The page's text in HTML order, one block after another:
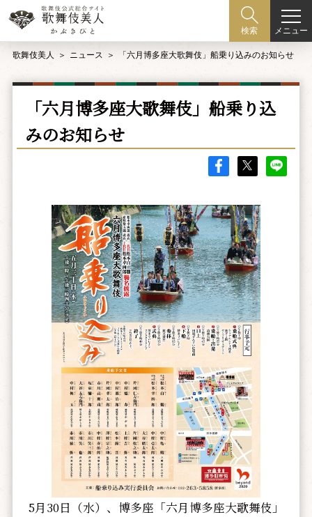
検索 メニュー
歌舞伎美人 ニュース 「六月博多座大歌舞伎」船乗り込みのお知らせ
「六月博多座大歌舞伎」船乗り込
みのお知らせ
5月30日（水）、博多座「六月博多座大歌舞伎」